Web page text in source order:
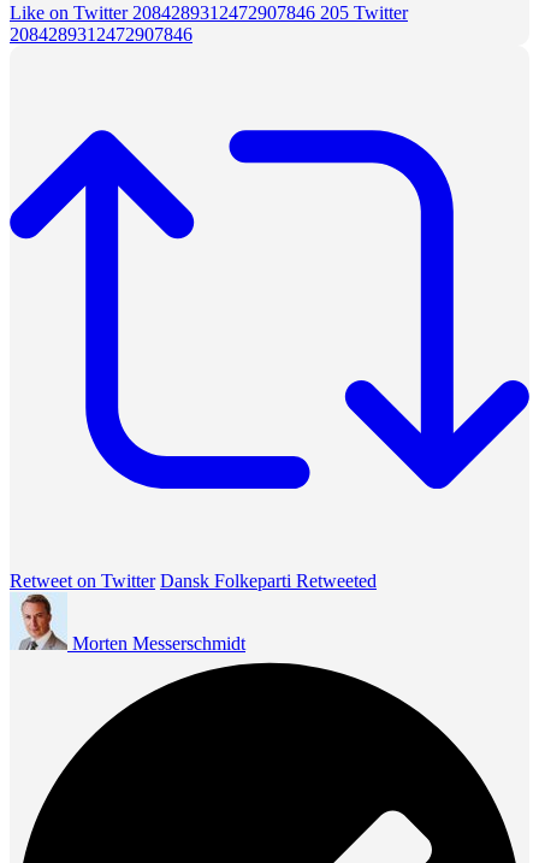
Like on Twitter 2084289312472907846 205 Twitter
2084289312472907846
Retweet on Twitter Dansk Folkeparti Retweeted
Morten Messerschmidt